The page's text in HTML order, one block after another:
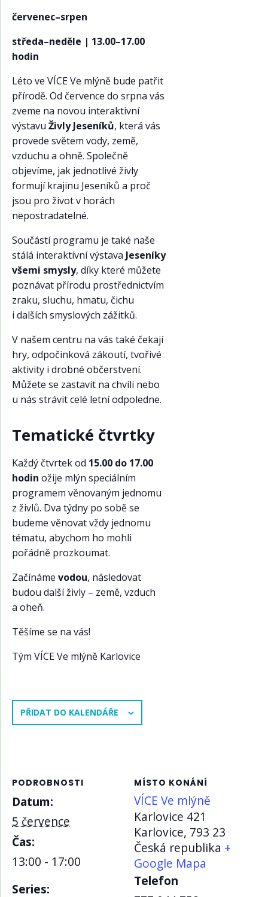
červenec–srpen
středa–neděle | 13.00–17.00
hodin
Léto ve VÍCE Ve mlýně bude patřit
přírodě. Od července do srpna vás
zveme na novou interaktivní
výstavu Živly Jeseníků, která vás
provede světem vody, země,
vzduchu a ohně. Společně
objevíme, jak jednotlivé živly
formují krajinu Jeseníků a proč
jsou pro život v horách
nepostradatelné.
Součástí programu je také naše
stálá interaktivní výstava Jeseníky
všemi smysly, díky které můžete
poznávat přírodu prostřednictvím
zraku, sluchu, hmatu, čichu
i dalších smyslových zážitků.
V našem centru na vás také čekají
hry, odpočinková zákoutí, tvořivé
aktivity i drobné občerstvení.
Můžete se zastavit na chvíli nebo
u nás strávit celé letní odpoledne.
Tematické čtvrtky
Každý čtvrtek od 15.00 do 17.00
hodin ožije mlýn speciálním
programem věnovaným jednomu
z živlů. Dva týdny po sobě se
budeme věnovat vždy jednomu
tématu, abychom ho mohli
pořádně prozkoumat.
Začínáme vodou, následovat
budou další živly – země, vzduch
a oheň.
Těšíme se na vás!
Tým VÍCE Ve mlýně Karlovice
PŘIDAT DO KALENDÁŘE
PODROBNOSTI
Datum:
5 července
Čas:
13:00 - 17:00
Series:
MÍSTO KONÁNÍ
VÍCE Ve mlýně
Karlovice 421
Karlovice, 793 23
Česká republika +
Google Mapa
Telefon